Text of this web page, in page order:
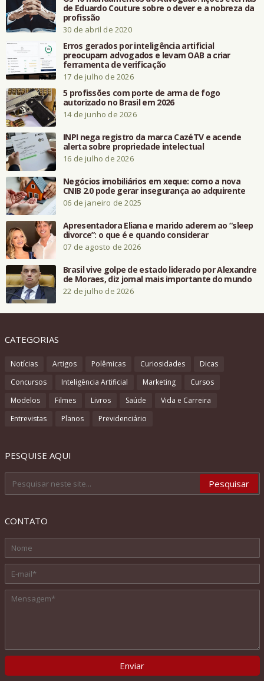
de Eduardo Couture sobre o dever e a nobreza da
profissão
30 de abril de 2020
Erros gerados por inteligência artificial
preocupam advogados e levam OAB a criar
ferramenta de verificação
17 de julho de 2026
5 profissões com porte de arma de fogo
autorizado no Brasil em 2026
14 de junho de 2026
INPI nega registro da marca CazéTV e acende
alerta sobre propriedade intelectual
16 de julho de 2026
Negócios imobiliários em xeque: como a nova
CNIB 2.0 pode gerar insegurança ao adquirente
06 de janeiro de 2025
Apresentadora Eliana e marido aderem ao “sleep
divorce”: o que é e quando considerar
07 de agosto de 2026
Brasil vive golpe de estado liderado por Alexandre
de Moraes, diz jornal mais importante do mundo
22 de julho de 2026
CATEGORIAS
Notícias Artigos Polêmicas Curiosidades
Dicas
Concursos
Inteligência Artificial Marketing
Cursos
Modelos
Filmes Livros Saúde
Vida e Carreira
Entrevistas
Planos Previdenciário
PESQUISE AQUI
CONTATO